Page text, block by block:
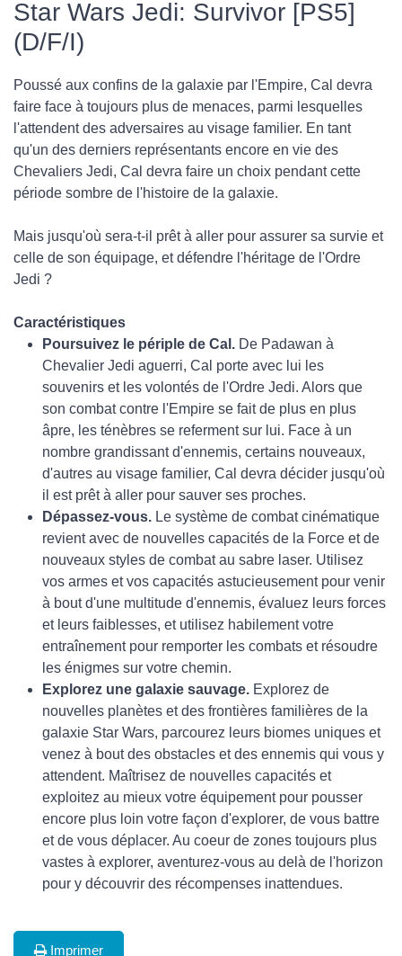
Star Wars Jedi: Survivor [PS5]
(D/F/I)
Poussé aux confins de la galaxie par l'Empire, Cal devra
faire face à toujours plus de menaces, parmi lesquelles
l'attendent des adversaires au visage familier. En tant
qu'un des derniers représentants encore en vie des
Chevaliers Jedi, Cal devra faire un choix pendant cette
période sombre de l'histoire de la galaxie.
Mais jusqu'où sera-t-il prêt à aller pour assurer sa survie et
celle de son équipage, et défendre l'héritage de l'Ordre
Jedi ?
Caractéristiques
Poursuivez le périple de Cal. De Padawan à
Chevalier Jedi aguerri, Cal porte avec lui les
souvenirs et les volontés de l'Ordre Jedi. Alors que
son combat contre l'Empire se fait de plus en plus
âpre, les ténèbres se referment sur lui. Face à un
nombre grandissant d'ennemis, certains nouveaux,
d'autres au visage familier, Cal devra décider jusqu'où
il est prêt à aller pour sauver ses proches.
Dépassez-vous. Le système de combat cinématique
revient avec de nouvelles capacités de la Force et de
nouveaux styles de combat au sabre laser. Utilisez
vos armes et vos capacités astucieusement pour venir
à bout d'une multitude d'ennemis, évaluez leurs forces
et leurs faiblesses, et utilisez habilement votre
entraînement pour remporter les combats et résoudre
les énigmes sur votre chemin.
Explorez une galaxie sauvage. Explorez de
nouvelles planètes et des frontières familières de la
galaxie Star Wars, parcourez leurs biomes uniques et
venez à bout des obstacles et des ennemis qui vous y
attendent. Maîtrisez de nouvelles capacités et
exploitez au mieux votre équipement pour pousser
encore plus loin votre façon d'explorer, de vous battre
et de vous déplacer. Au coeur de zones toujours plus
vastes à explorer, aventurez-vous au delà de l'horizon
pour y découvrir des récompenses inattendues.
Imprimer